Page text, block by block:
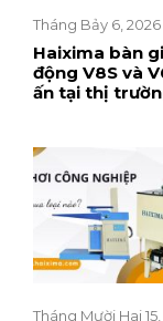
Tháng Bảy 6, 2026
Haixima bàn
động V8S và
ấn tại thị
Tháng Mười Hai